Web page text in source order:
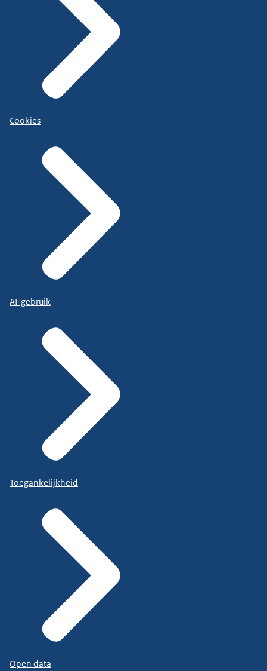
Cookies
AI-gebruik
Toegankelijkheid
Open data